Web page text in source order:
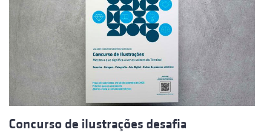
Concurso de ilustrações desafia